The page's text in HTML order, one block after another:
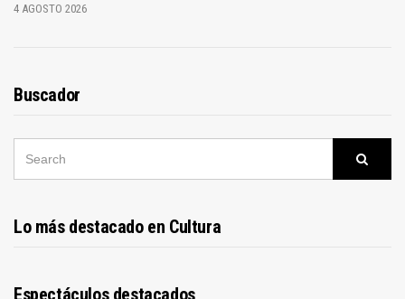
4 AGOSTO 2026
Buscador
Lo más destacado en Cultura
Espectáculos destacados